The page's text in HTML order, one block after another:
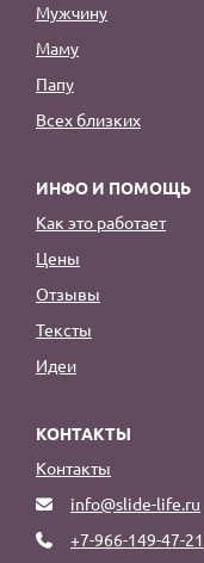
Мужчину
Маму
Папу
Всех близких
ИНФО И ПОМОЩЬ
Как это работает
Цены
Отзывы
Тексты
Идеи
КОНТАКТЫ
Контакты
info@slide-life.ru
+7-966-149-47-21